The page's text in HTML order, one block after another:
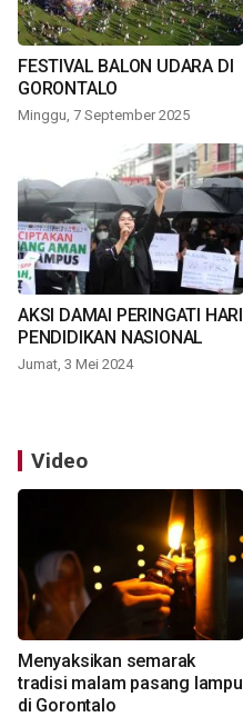
FESTIVAL BALON UDARA DI
GORONTALO
Minggu, 7 September 2025
AKSI DAMAI PERINGATI HARI
PENDIDIKAN NASIONAL
Jumat, 3 Mei 2024
Video
Menyaksikan semarak
tradisi malam pasang lampu
di Gorontalo